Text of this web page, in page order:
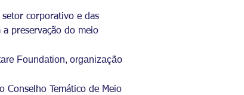
corporativo e das
preservação do meio
Foundation, organização
Conselho Temático de Meio